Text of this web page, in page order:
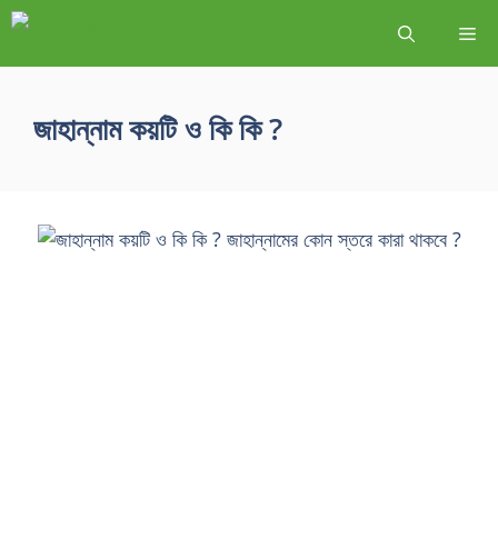
জাহান্নাম কয়টি ও কি কি ?